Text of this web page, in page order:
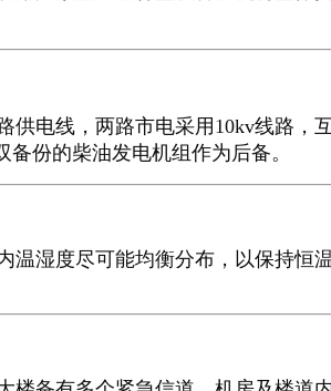
线，两路市电采用10kv线路，
份的柴油发电机组作为后备。
度尽可能均衡分布，以保持恒温